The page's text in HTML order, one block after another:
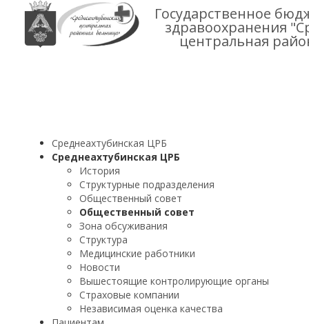
Государственное
здравоохранения
центральная
Среднеахтубинская ЦРБ
Среднеахтубинская ЦРБ
История
Структурные подразделения
Общественный совет
Общественный совет
Зона обсуживания
Структура
Медицинские работники
Новости
Вышестоящие контролирующие органы
Страховые компании
Независимая оценка качества